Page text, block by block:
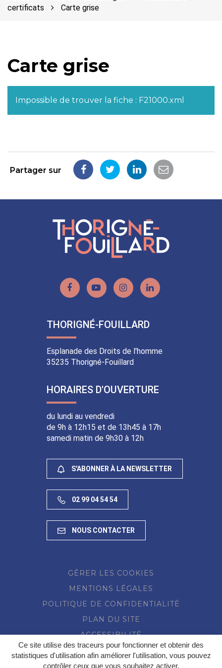
Ce site utilise des traceurs pour fonctionner et obtenir des
statistiques d'utilisation afin améliorer l'utilisation, vous pouvez
contrôler ceux que vous souhaitez activer.
certificats
Carte grise
Carte grise
Impossible de trouver la fiche : F21000.xml
Partager sur
PartagerPartagerPartagerPartager
Lien
le
compte
Lien
la
chaîne
Lien
le
compte
Lien
THORIGNÉ-FOUILLARD
Esplanade des Droits de l'homme
35235 Thorigné-Fouillard
HORAIRES D'OUVERTURE
du lundi au vendredi
de 9h à 12h15 et de 13h45 à 17h
samedi matin de 9h30 à 12h
S'ABONNER À LA NEWSLETTER
02 99 04 54 54
NOUS CONTACTER
GÉRER LES COOKIES
MENTIONS LÉGALES
POLITIQUE DE CONFIDENTIALITÉ
PLAN DU SITE
ACCESSIBILITÉ